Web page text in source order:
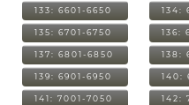
133: 6601-6650 134:
135: 6701-6750 136:
137: 6801-6850 138:
139: 6901-6950 140:
141: 7001-7050 142: